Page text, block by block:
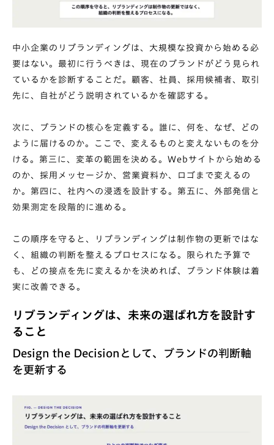
中小企業のリブランディングは、大規模な投資から始める必
要はない。最初に行うべきは、現在のブランドがどう見られ
ているかを診断することだ。顧客、社員、採用候補者、取引
先に、自社がどう説明されているかを確認する。
次に、ブランドの核心を定義する。誰に、何を、なぜ、どの
ように届けるのか。ここで、変えるものと変えないものを分
ける。第三に、変革の範囲を決める。Webサイトから始める
のか、採用メッセージか、営業資料か、ロゴまで変えるの
か。第四に、社内への浸透を設計する。第五に、外部発信と
効果測定を段階的に進める。
この順序を守ると、リブランディングは制作物の更新ではな
く、組織の判断を整えるプロセスになる。限られた予算で
も、どの接点を先に変えるかを決めれば、ブランド体験は着
実に改善できる。
リブランディングは、未来の選ばれ方を設計す
ること
Design the Decisionとして、ブランドの判断軸
を更新する